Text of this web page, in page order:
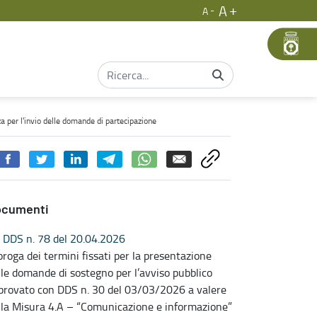
A A
delle domande di partecipazione - Rigenerazione olivicola
per l'invio delle domande di partecipazione
DDS n. 78 del 20.04.2026
dei termini fissati per la presentazione
domande di sostegno per l’avviso pubblico
con DDS n. 30 del 03/03/2026 a valere
Misura 4.A – “Comunicazione e informazione”